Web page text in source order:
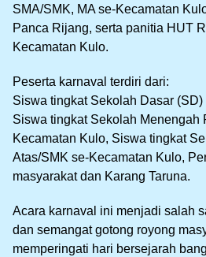
SMA/SMK, MA se-Kecamatan
Panca Rijang, serta panitia HUT
Kecamatan Kulo.
Peserta karnaval terdiri dari:
Siswa tingkat Sekolah Dasar
Siswa tingkat Sekolah Menengah
Kecamatan Kulo, Siswa tingkat
Atas/SMK se-Kecamatan Kulo,
masyarakat dan Karang Taruna.
Acara karnaval ini menjadi salah
dan semangat gotong royong
memperingati hari bersejarah